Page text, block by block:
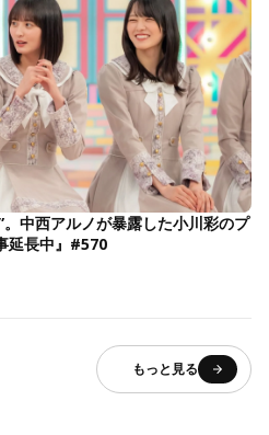
中西アルノが暴露した小川彩のプ
延長中』#570
もっと見る